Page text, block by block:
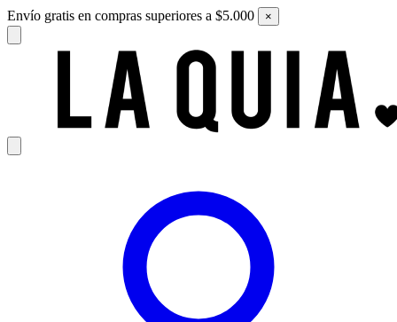
Envío gratis en compras superiores a $5.000 ×